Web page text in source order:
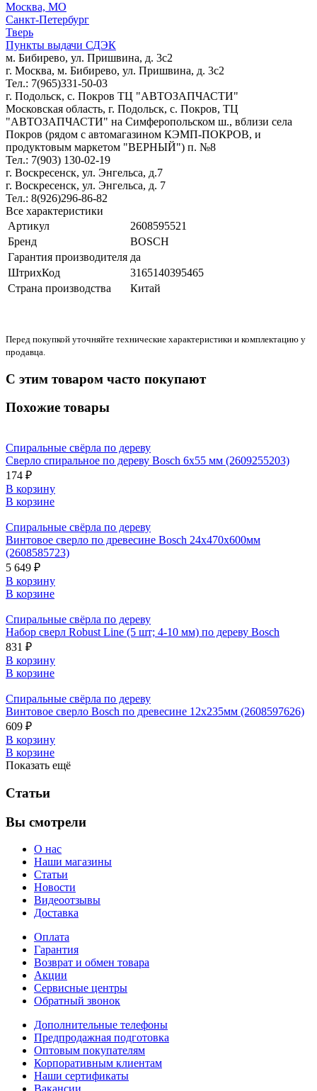
Москва, МО
Санкт-Петербург
Тверь
Пункты выдачи СДЭК
м. Бибирево, ул. Пришвина, д. 3с2
г. Москва, м. Бибирево, ул. Пришвина, д. 3с2
Тел.: 7(965)331-50-03
г. Подольск, c. Покров ТЦ "АВТОЗАПЧАСТИ"
Московская область, г. Подольск, c. Покров, ТЦ
"АВТОЗАПЧАСТИ" на Симферопольском ш., вблизи села
Покров (рядом с автомагазином КЭМП-ПОКРОВ, и
продуктовым маркетом "ВЕРНЫЙ") п. №8
Тел.: 7(903) 130-02-19
г. Воскресенск, ул. Энгельса, д.7
г. Воскресенск, ул. Энгельса, д. 7
Тел.: 8(926)296-86-82
Все характеристики
Артикул
2608595521
Бренд
BOSCH
Гарантия производителя да
ШтрихКод
3165140395465
Страна производства
Китай
Перед покупкой уточняйте технические характеристики и комплектацию у
продавца.
С этим товаром часто покупают
Похожие товары
Спиральные свёрла по дереву
Сверло спиральное по дереву Bosch 6x55 мм (2609255203)
174 ₽
В корзину
В корзине
Спиральные свёрла по дереву
Винтовое сверло по древесине Bosch 24х470х600мм
(2608585723)
5 649 ₽
В корзину
В корзине
Спиральные свёрла по дереву
Набор сверл Robust Line (5 шт; 4-10 мм) по дереву Bosch
831 ₽
В корзину
В корзине
Спиральные свёрла по дереву
Винтовое сверло Bosch по древесине 12х235мм (2608597626)
609 ₽
В корзину
В корзине
Показать ещё
Статьи
Вы смотрели
О нас
Наши магазины
Статьи
Новости
Видеоотзывы
Доставка
Оплата
Гарантия
Возврат и обмен товара
Акции
Сервисные центры
Обратный звонок
Дополнительные телефоны
Предпродажная подготовка
Оптовым покупателям
Корпоративным клиентам
Наши сертификаты